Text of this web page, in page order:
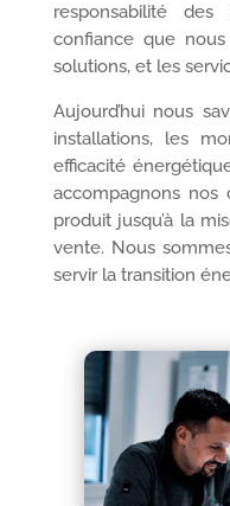
responsabilité des
confiance que
solutions, et les
Aujourd’hui nous
installations, les
efficacité
accompagnons
produit jusqu’à la
vente. Nous
servir la transition